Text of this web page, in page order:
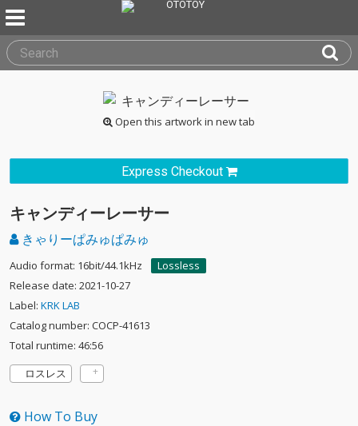
Open this artwork in new tab
Express Checkout
キャンディーレーサー
きゃりーぱみゅぱみゅ
Audio format: 16bit/44.1kHz
Lossless
Release date: 2021-10-27
Label: KRK LAB
Catalog number: COCP-41613
Total runtime: 46:56
ロスレス
How To Buy